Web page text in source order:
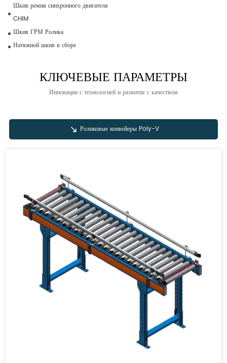
Шкив ремня синхронного двигателя
CHIM
Шкив ГРМ Ролика
Натяжной шкив в сборе
КЛЮЧЕВЫЕ ПАРАМЕТРЫ
Инновации с технологией и развитие с качеством
Роликовые конвейеры Poly-V